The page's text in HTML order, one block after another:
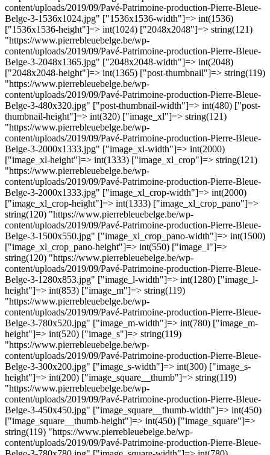
content/uploads/2019/09/Pavé-Patrimoine-production-Pierre-Bleue-
Belge-3-1536x1024.jpg" ["1536x1536-width"]=> int(1536)
["1536x1536-height"]=> int(1024) ["2048x2048"]=> string(121)
"https://www.pierrebleuebelge.be/wp-
content/uploads/2019/09/Pavé-Patrimoine-production-Pierre-Bleue-
Belge-3-2048x1365.jpg" ["2048x2048-width"]=> int(2048)
["2048x2048-height"]=> int(1365) ["post-thumbnail"]=> string(119)
"https://www.pierrebleuebelge.be/wp-
content/uploads/2019/09/Pavé-Patrimoine-production-Pierre-Bleue-
Belge-3-480x320.jpg" ["post-thumbnail-width"]=> int(480) ["post-
thumbnail-height"]=> int(320) ["image_xl"]=> string(121)
"https://www.pierrebleuebelge.be/wp-
content/uploads/2019/09/Pavé-Patrimoine-production-Pierre-Bleue-
Belge-3-2000x1333.jpg" ["image_xl-width"]=> int(2000)
["image_xl-height"]=> int(1333) ["image_xl_crop"]=> string(121)
"https://www.pierrebleuebelge.be/wp-
content/uploads/2019/09/Pavé-Patrimoine-production-Pierre-Bleue-
Belge-3-2000x1333.jpg" ["image_xl_crop-width"]=> int(2000)
["image_xl_crop-height"]=> int(1333) ["image_xl_crop_pano"]=>
string(120) "https://www.pierrebleuebelge.be/wp-
content/uploads/2019/09/Pavé-Patrimoine-production-Pierre-Bleue-
Belge-3-1500x550.jpg" ["image_xl_crop_pano-width"]=> int(1500)
["image_xl_crop_pano-height"]=> int(550) ["image_l"]=>
string(120) "https://www.pierrebleuebelge.be/wp-
content/uploads/2019/09/Pavé-Patrimoine-production-Pierre-Bleue-
Belge-3-1280x853.jpg" ["image_l-width"]=> int(1280) ["image_l-
height"]=> int(853) ["image_m"]=> string(119)
"https://www.pierrebleuebelge.be/wp-
content/uploads/2019/09/Pavé-Patrimoine-production-Pierre-Bleue-
Belge-3-780x520.jpg" ["image_m-width"]=> int(780) ["image_m-
height"]=> int(520) ["image_s"]=> string(119)
"https://www.pierrebleuebelge.be/wp-
content/uploads/2019/09/Pavé-Patrimoine-production-Pierre-Bleue-
Belge-3-300x200.jpg" ["image_s-width"]=> int(300) ["image_s-
height"]=> int(200) ["image_square__thumb"]=> string(119)
"https://www.pierrebleuebelge.be/wp-
content/uploads/2019/09/Pavé-Patrimoine-production-Pierre-Bleue-
Belge-3-450x450.jpg" ["image_square__thumb-width"]=> int(450)
["image_square__thumb-height"]=> int(450) ["image_square"]=>
string(119) "https://www.pierrebleuebelge.be/wp-
content/uploads/2019/09/Pavé-Patrimoine-production-Pierre-Bleue-